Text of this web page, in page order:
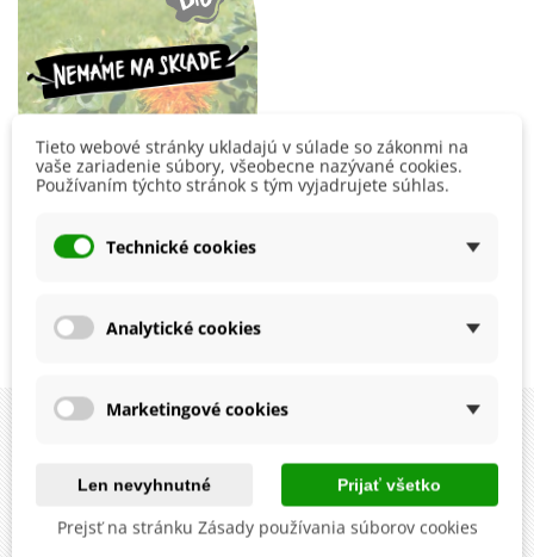
BIO požlt farbiarsky -
Carthamus tinctorius -
sušenie - 20 ks
instagram
sledujte novinky, súťaže, ankety a kvízy
Tieto webové stránky ukladajú v súlade so zákonmi na
vaše zariadenie súbory, všeobecne nazývané cookies.
Používaním týchto stránok s tým vyjadrujete súhlas.
Technické cookies
Analytické cookies
Marketingové cookies
Len nevyhnutné Prijať všetko
Prejsť na stránku Zásady používania súborov cookies